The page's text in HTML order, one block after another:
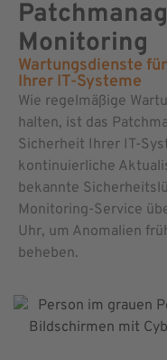
Monitoring
Wartungsdienste
Ihrer IT-Systeme
Wie regelmäßige
halten, ist das
Sicherheit Ihrer IT-
kontinuierliche
bekannte
Monitoring-Service
Uhr, um Anomalien
beheben.